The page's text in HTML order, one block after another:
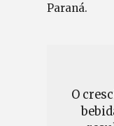
Paraná.
O